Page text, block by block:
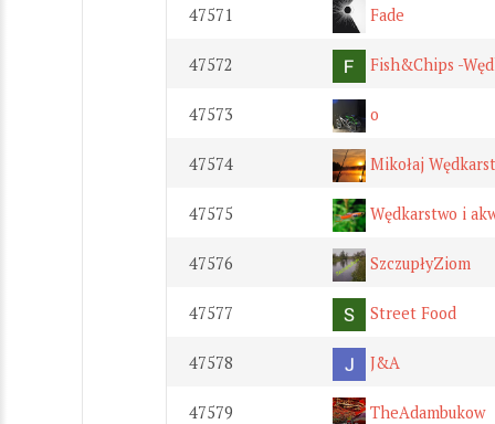
47571 Fade
47572 Fish&Chips -
47573 o
47574 Mikołaj
47575 Wędkarstwo i
47576 SzczupłyZiom
47577 Street Food
47578 J&A
47579 TheAdambukow